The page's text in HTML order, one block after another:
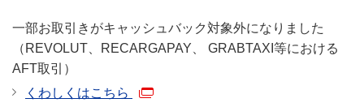
管理責任者⇔一般利用
者の変更
変更が可能です。
※
代表カードは一般利用者へ変
一部お取引きがキャッシュバック対象外になりました
（REVOLUT、RECARGAPAY、 GRABTAXI等における
AFT取引）
くわしくはこちら